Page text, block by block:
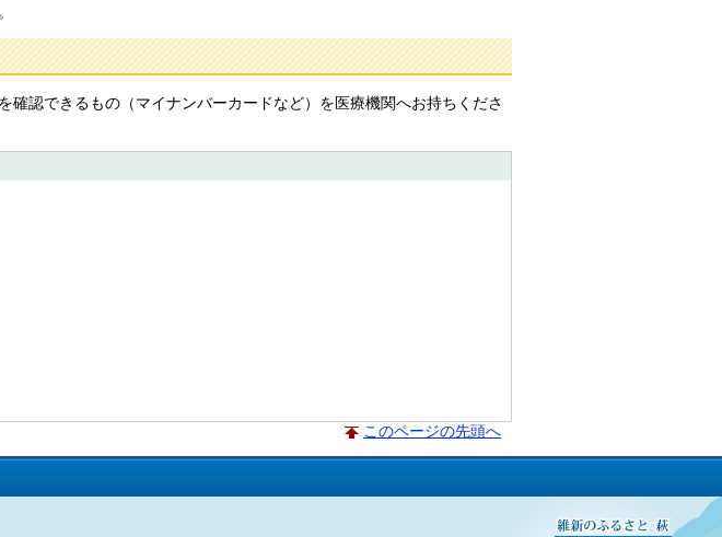
認できるもの（マイナンバーカードなど）を医療機関へお持ちくださ
このページの先頭へ